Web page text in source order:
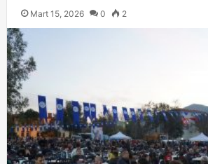
Mart 15, 2026 0 2